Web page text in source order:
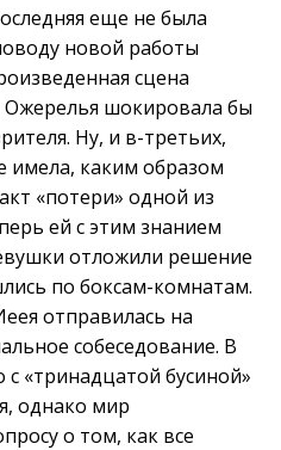
еще не была
новой работы
сцена
шокировала бы
Ну, и в-третьих,
имела, каким образом
«потери» одной из
ей с этим знанием
отложили решение
по боксам-комнатам.
отправилась на
собеседование. В
с «тринадцатой бусиной»
однако мир
о том, как все